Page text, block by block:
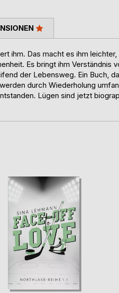
ihm. Das macht es ihm
Es bringt ihm Verständnis
der Lebensweg. Ein Buch,
durch Wiederholung
Lügen sind jetzt